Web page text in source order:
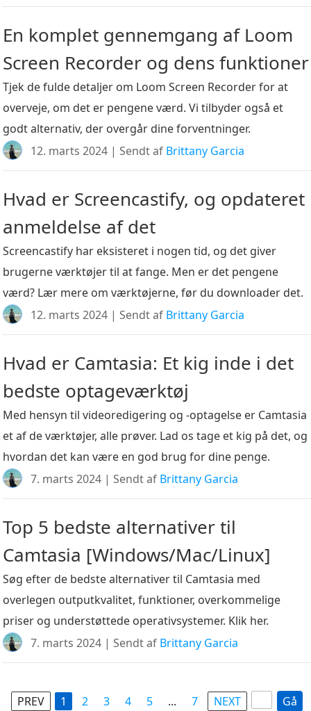
En komplet gennemgang af Loom
Screen Recorder og dens funktioner
Tjek de fulde detaljer om Loom Screen Recorder for at
overveje, om det er pengene værd. Vi tilbyder også et
godt alternativ, der overgår dine forventninger.
12. marts 2024 | Sendt af Brittany Garcia
Hvad er Screencastify, og opdateret
anmeldelse af det
Screencastify har eksisteret i nogen tid, og det giver
brugerne værktøjer til at fange. Men er det pengene
værd? Lær mere om værktøjerne, før du downloader det.
12. marts 2024 | Sendt af Brittany Garcia
Hvad er Camtasia: Et kig inde i det
bedste optageværktøj
Med hensyn til videoredigering og -optagelse er Camtasia
et af de værktøjer, alle prøver. Lad os tage et kig på det, og
hvordan det kan være en god brug for dine penge.
7. marts 2024 | Sendt af Brittany Garcia
Top 5 bedste alternativer til
Camtasia [Windows/Mac/Linux]
Søg efter de bedste alternativer til Camtasia med
overlegen outputkvalitet, funktioner, overkommelige
priser og understøttede operativsystemer. Klik her.
7. marts 2024 | Sendt af Brittany Garcia
PREV 1 2 3 4 5 ... 7 NEXT Gå